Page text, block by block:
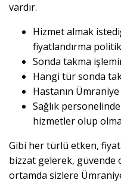
vardır.
Hizmet almak
fiyatlandırma
Sonda takma
Hangi tür sonda
Hastanın
Sağlık
hizmetler olup
Gibi her türlü etken,
bizzat gelerek,
ortamda sizlere